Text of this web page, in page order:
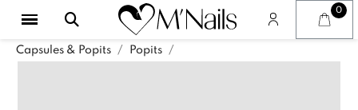
Capsules & Popits Popits